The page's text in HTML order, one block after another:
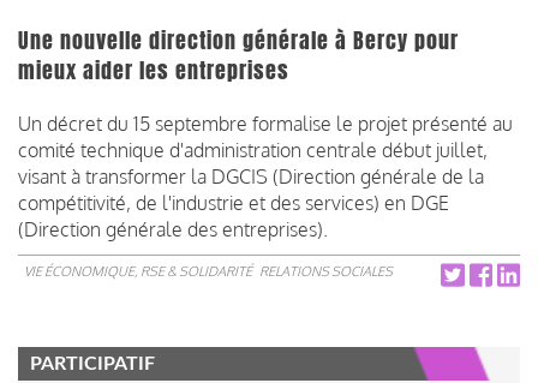
Une nouvelle direction générale à Bercy pour
mieux aider les entreprises
Un décret du 15 septembre formalise le projet présenté au
comité technique d'administration centrale début juillet,
visant à transformer la DGCIS (Direction générale de la
compétitivité, de l'industrie et des services) en DGE
(Direction générale des entreprises).
VIE ÉCONOMIQUE, RSE & SOLIDARITÉ RELATIONS SOCIALES
PARTICIPATIF